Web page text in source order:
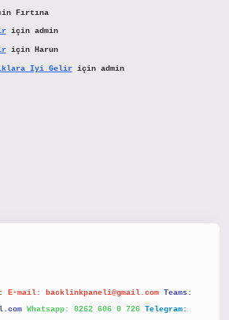
Fırtına
için admin
için Harun
Iyi Geliriçin admin
E-mail: backlinkpaneli@gmail.com Teams:
Whatsapp: 0262 606 0 726 Telegram: